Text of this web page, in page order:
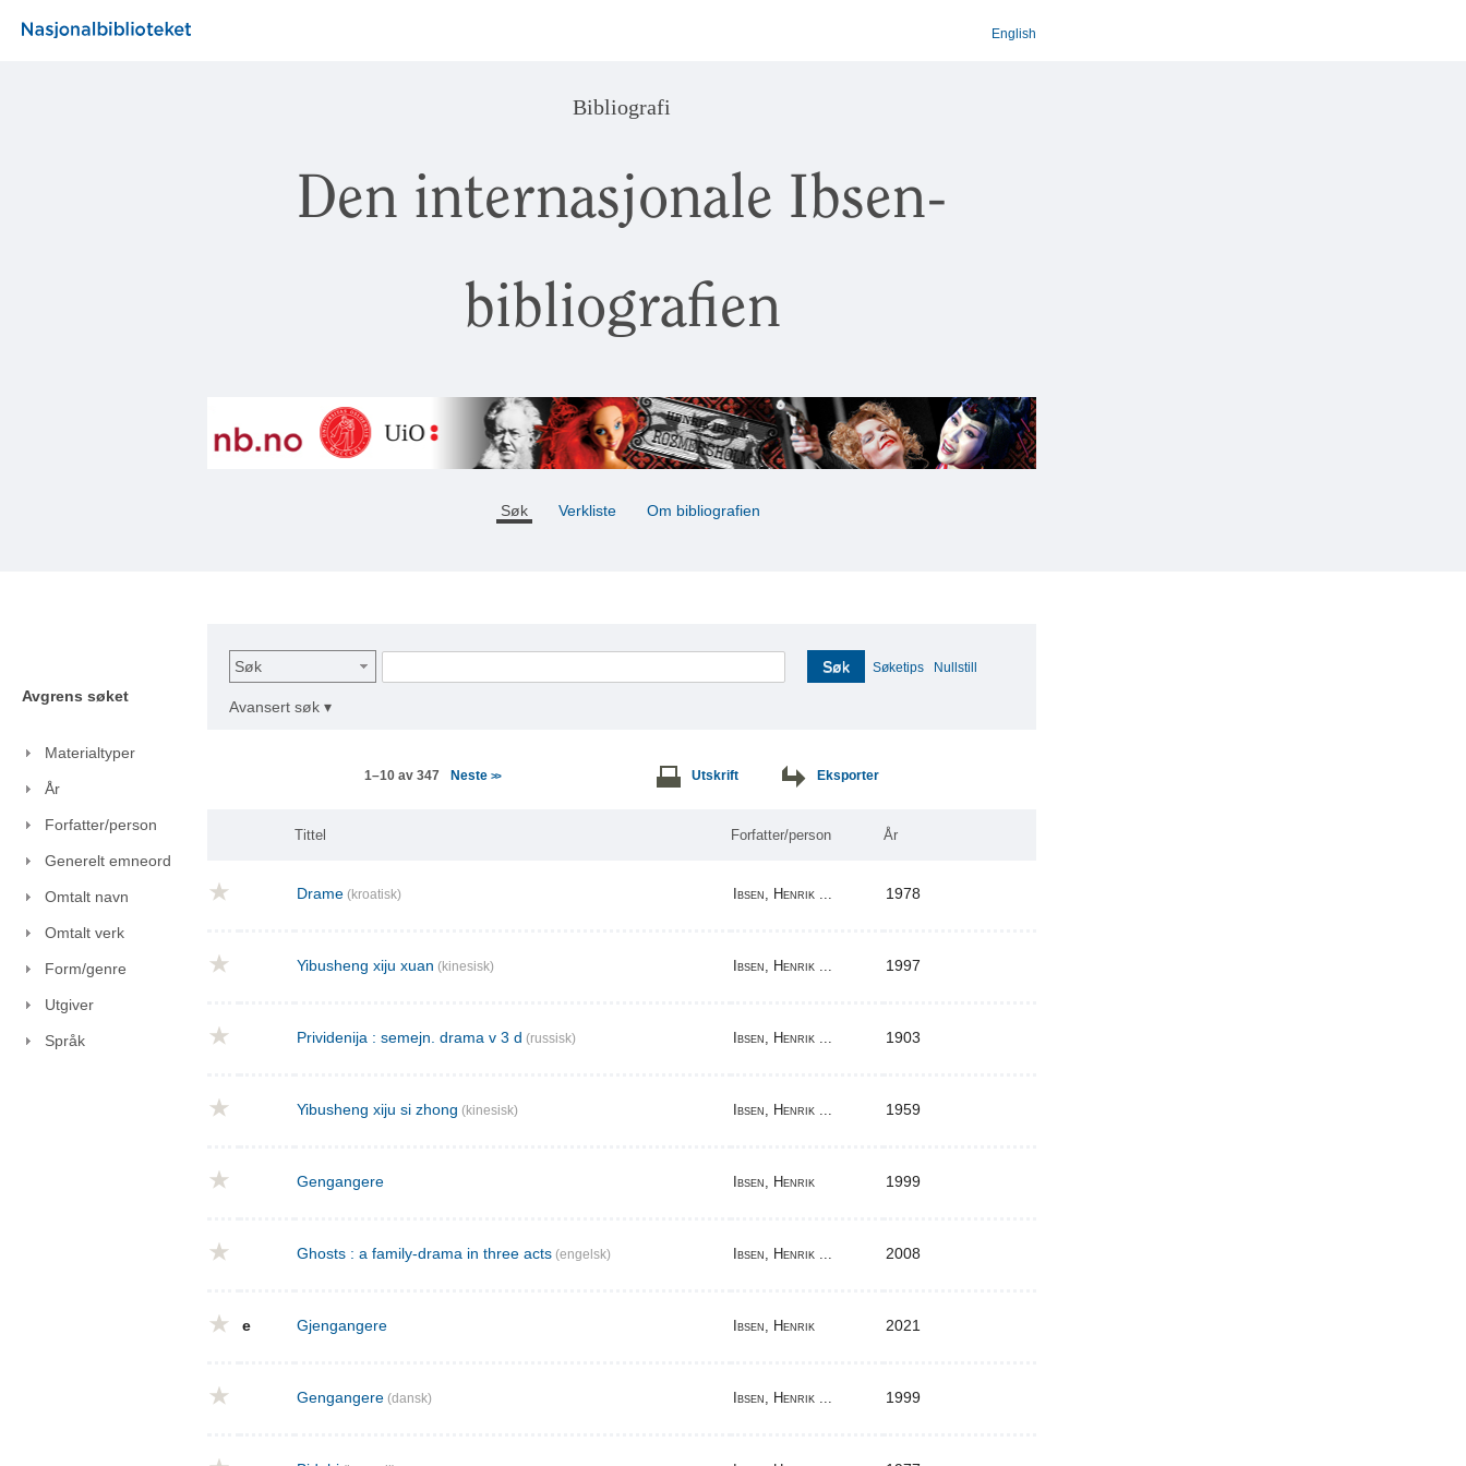
English
Bibliografi
Den internasjonale Ibsen-
bibliografien
Søk Verkliste Om bibliografien
Avgrens søket
Materialtyper
År
Forfatter/person
Generelt emneord
Omtalt navn
Omtalt verk
Form/genre
Utgiver
Språk
Søk Søk Søketips Nullstill
Avansert søk ▾
1–10 av 347 Neste >> Utskrift Eksporter
Tittel Forfatter/person År
Drame (kroatisk) Ibsen, Henrik ... 1978
Yibusheng xiju xuan (kinesisk) Ibsen, Henrik ... 1997
Prividenija : semejn. drama v 3 d (russisk) Ibsen, Henrik ... 1903
Yibusheng xiju si zhong (kinesisk) Ibsen, Henrik ... 1959
Gengangere Ibsen, Henrik 1999
Ghosts : a family-drama in three acts (engelsk) Ibsen, Henrik ... 2008
e Gjengangere Ibsen, Henrik 2021
Gengangere (dansk) Ibsen, Henrik ... 1999